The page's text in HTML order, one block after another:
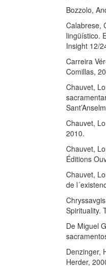
Bozzolo,
Calabrese,
lingüístico.
Insight 12/
Carreira
Comillas,
Chauvet,
Chauvet,
2010.
Chauvet,
Éditions
Chauvet,
de
Spirituality.
De Miguel
Denzinger,
Herder,